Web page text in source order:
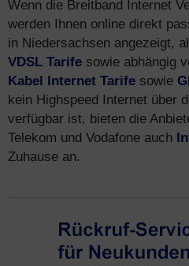
Wenn die Breitband Internet
werden Ihnen online direkt
in Niedersachsen angezeigt,
VDSL Tarife sowie abhängig
Kabel Internet Tarife sowie
kein Highspeed Internet über
verfügbar ist, bieten die
Telekom und Vodafone auch
Zuhause an.